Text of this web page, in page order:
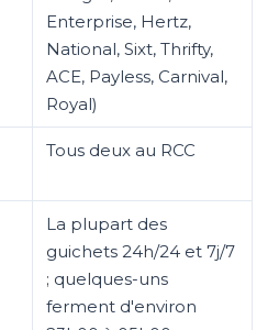
Enterprise, Hertz,
National, Sixt, Thrifty,
ACE, Payless, Carnival,
Royal)
Tous deux au RCC
La plupart des
guichets 24h/24 et 7j/7
; quelques-uns
ferment d'environ